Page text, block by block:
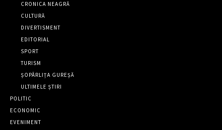
CRONICA NEAGRĂ
CULTURĂ
DIVERTISMENT
EDITORIAL
SPORT
TURISM
ȘOPÂRLIȚA GUREȘĂ
ULTIMELE ȘTIRI
POLITIC
ECONOMIC
EVENIMENT